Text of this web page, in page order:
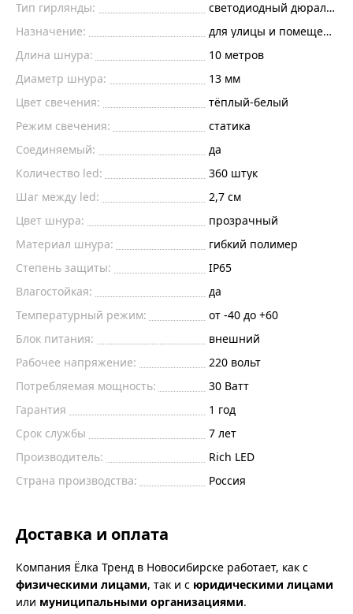
Тип гирлянды:
светодиодный дюралайт
Назначение:
для улицы и помещений
Длина шнура:
10 метров
Диаметр шнура:
13 мм
Цвет свечения:
тёплый-белый
Режим свечения:
статика
Соединяемый:
да
Количество led:
360 штук
Шаг между led:
2,7 см
Цвет шнура:
прозрачный
Материал шнура:
гибкий полимер
Степень защиты:
IP65
Влагостойкая:
да
Температурный режим:
от -40 до +60
Блок питания:
внешний
Рабочее напряжение:
220 вольт
Потребляемая мощность:
30 Ватт
Гарантия
1 год
Срок службы
7 лет
Производитель:
Rich LED
Страна производства:
Россия
Доставка и оплата
Компания Ёлка Тренд в Новосибирске работает, как с
физическими лицами, так и с юридическими лицами
или муниципальными организациями.